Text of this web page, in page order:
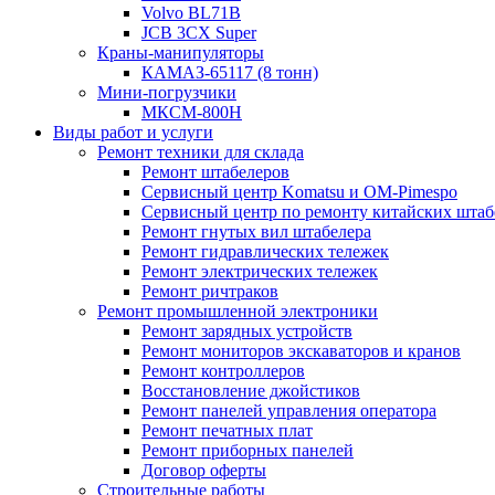
Volvo BL71B
JCB 3CX Super
Краны-манипуляторы
КАМАЗ-65117 (8 тонн)
Мини-погрузчики
МКСМ-800H
Виды работ и услуги
Ремонт техники для склада
Ремонт штабелеров
Сервисный центр Komatsu и OM-Pimespo
Сервисный центр по ремонту китайских
Ремонт гнутых вил штабелера
Ремонт гидравлических тележек
Ремонт электрических тележек
Ремонт ричтраков
Ремонт промышленной электроники
Ремонт зарядных устройств
Ремонт мониторов экскаваторов и кранов
Ремонт контроллеров
Восстановление джойстиков
Ремонт панелей управления оператора
Ремонт печатных плат
Ремонт приборных панелей
Договор оферты
Строительные работы